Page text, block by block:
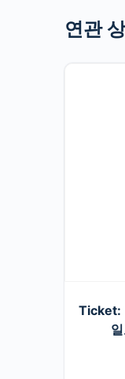
연관
Ticket: